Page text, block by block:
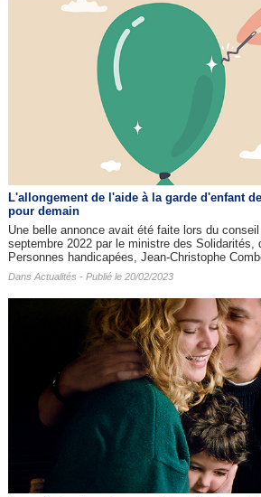
L'allongement de l'aide à la garde d'enfant
pour demain
Une belle annonce avait été faite lors du
septembre 2022 par le ministre des Solidarités,
Personnes handicapées, Jean-Christophe
Dans Actualités - Publié le 20/02/2023